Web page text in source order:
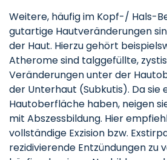
Weitere, häufig im Kopf-/ Hals-
gutartige Hautveränderungen
der Haut. Hierzu gehört
Atherome sind talggefüllte,
Veränderungen unter der
der Unterhaut (Subkutis). Da sie
Hautoberfläche haben, neigen
mit Abszessbildung. Hier
vollständige Exzision bzw.
rezidivierende Entzündungen zu